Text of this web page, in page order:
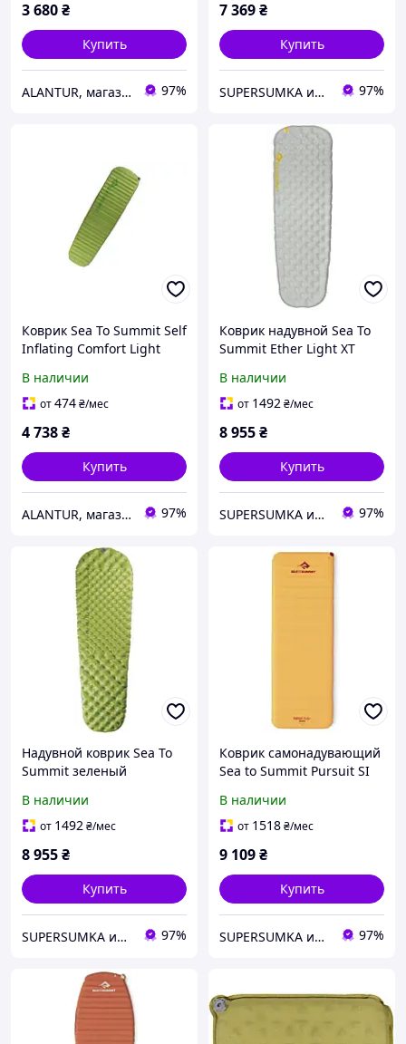
3 680₴
Купить
ALANTUR, магазин туристичного спорядження та велосипедів 97%
7 369₴
Купить
SUPERSUMKA интернет магазин 97%
Коврик Sea To Summit Self
Inflating Comfort Light
зелёный
В наличии
от474₴/мес
4 738₴
Купить
ALANTUR, магазин туристичного спорядження та велосипедів 97%
Коврик надувной Sea To
Summit Ether Light XT
В наличии
от 1492₴/мес
8 955₴
Купить
SUPERSUMKA интернет магазин 97%
Надувной коврик Sea To
Summit зеленый
В наличии
от 1492₴/мес
8 955₴
Купить
SUPERSUMKA интернет магазин 97%
Коврик самонадувающий
Sea to Summit Pursuit SI
В наличии
от 1518₴/мес
9 109₴
Купить
SUPERSUMKA интернет магазин 97%